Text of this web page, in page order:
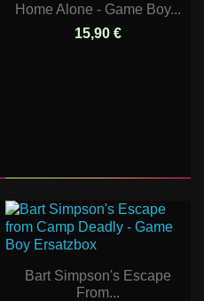
Home Alone - Game Boy...
15,90 €
Bart Simpson's Escape
From...